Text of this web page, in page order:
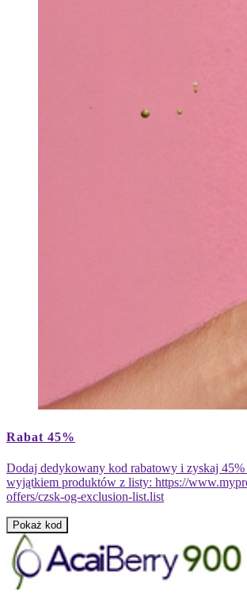
ręce
trzymają
przezroczyste
kubki
z
napojami.
Jeden
kubek
zielony,
a
Rabat 45%
Dodaj dedykowany kod rabatowy i zyskaj 45%
wyjątkiem produktów z listy: https://
offers/czsk-og-exclusion-list.list
Pokaż kod